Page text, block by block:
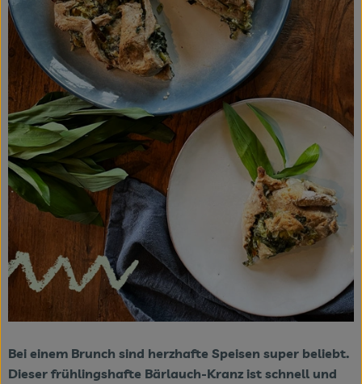
Bei einem Brunch sind herzhafte Speisen super beliebt.
Dieser frühlingshafte Bärlauch-Kranz ist schnell und